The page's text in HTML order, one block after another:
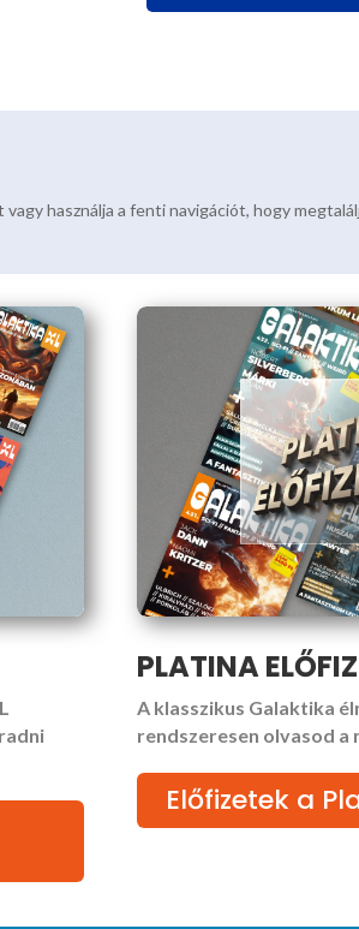
használja a fenti navigációt, hogy
PLATINA
A klasszikus Galaktika
rendszeresen olvasod a
Előfizetek a